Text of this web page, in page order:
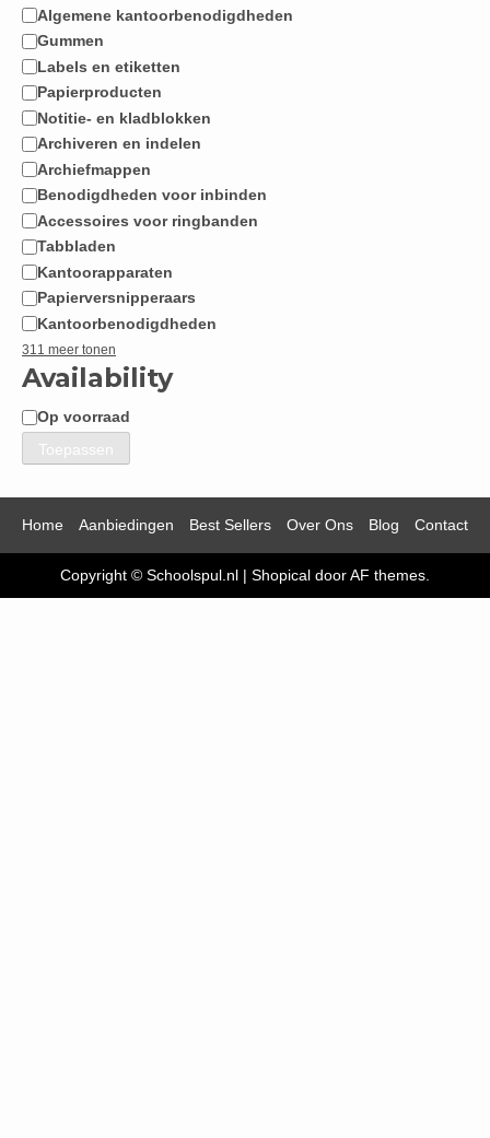
Algemene kantoorbenodigdheden
Gummen
Labels en etiketten
Papierproducten
Notitie- en kladblokken
Archiveren en indelen
Archiefmappen
Benodigdheden voor inbinden
Accessoires voor ringbanden
Tabbladen
Kantoorapparaten
Papierversnipperaars
Kantoorbenodigdheden
311 meer tonen
Availability
Beschikbaarheid
Op voorraad
Toepassen
Home Aanbiedingen Best Sellers Over Ons Blog Contact
Copyright © Schoolspul.nl | Shopical door AF themes.